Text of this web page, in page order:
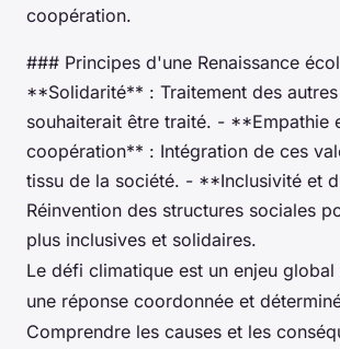
coopération.
### Principes d'une Renaissance
**Solidarité** : Traitement des
souhaiterait être traité. - **Empathie
coopération** : Intégration de ces
tissu de la société. - **Inclusivité et
Réinvention des structures sociales
plus inclusives et solidaires.
Le défi climatique est un enjeu global
une réponse coordonnée et
Comprendre les causes et les